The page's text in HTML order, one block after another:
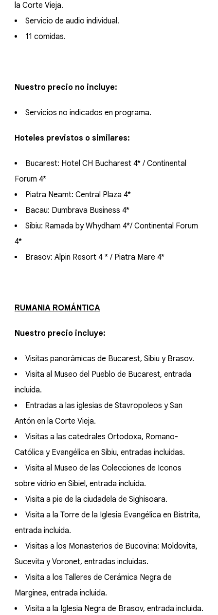
la Corte Vieja.
Servicio de audio individual.
11 comidas.
Nuestro precio no incluye:
Servicios no indicados en programa.
Hoteles previstos o similares:
Bucarest: Hotel CH Bucharest 4* / Continental
Forum 4*
Piatra Neamt: Central Plaza 4*
Bacau: Dumbrava Business 4*
Sibiu: Ramada by Whydham 4*/ Continental Forum
4*
Brasov: Alpin Resort 4 * / Piatra Mare 4*
RUMANIA ROMÁNTICA
Nuestro precio incluye:
Visitas panorámicas de Bucarest, Sibiu y Brasov.
Visita al Museo del Pueblo de Bucarest, entrada
incluida.
Entradas a las iglesias de Stavropoleos y San
Antón en la Corte Vieja.
Visitas a las catedrales Ortodoxa, Romano-
Católica y Evangélica en Sibiu, entradas incluidas.
Visita al Museo de las Colecciones de Iconos
sobre vidrio en Sibiel, entrada incluida.
Visita a pie de la ciudadela de Sighisoara.
Visita a la Torre de la Iglesia Evangélica en Bistrita,
entrada incluida.
Visitas a los Monasterios de Bucovina: Moldovita,
Sucevita y Voronet, entradas incluidas.
Visita a los Talleres de Cerámica Negra de
Marginea, entrada incluida.
Visita a la Iglesia Negra de Brasov, entrada incluida.